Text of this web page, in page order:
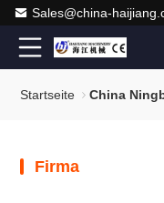
Sales@china-
Startseite China
Firma